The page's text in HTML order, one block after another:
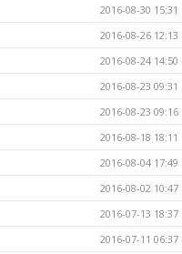
2016-08-30 15:31
2016-08-26 12:13
2016-08-24 14:50
2016-08-23 09:31
2016-08-23 09:16
2016-08-18 18:11
2016-08-04 17:49
2016-08-02 10:47
2016-07-13 18:37
2016-07-11 06:37